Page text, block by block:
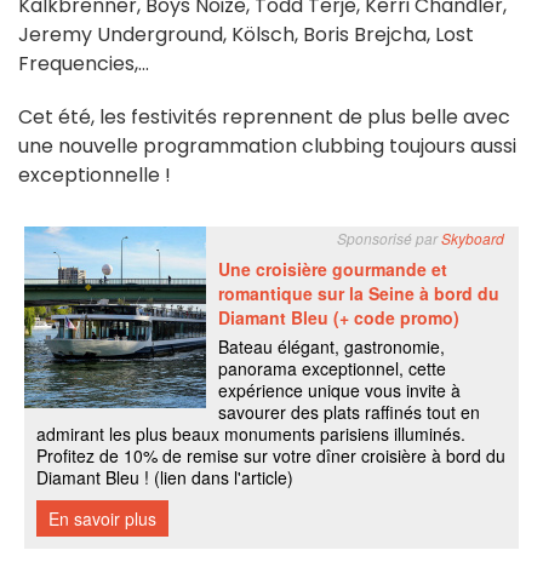
Kalkbrenner, Boys Noize, Todd Terje, Kerri Chandler,
Jeremy Underground, Kölsch, Boris Brejcha, Lost
Frequencies,...
Cet été, les festivités reprennent de plus belle avec
une nouvelle programmation clubbing toujours aussi
exceptionnelle !